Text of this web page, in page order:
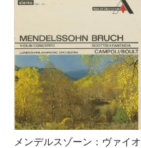
メンデルスゾーン：ヴァイオ